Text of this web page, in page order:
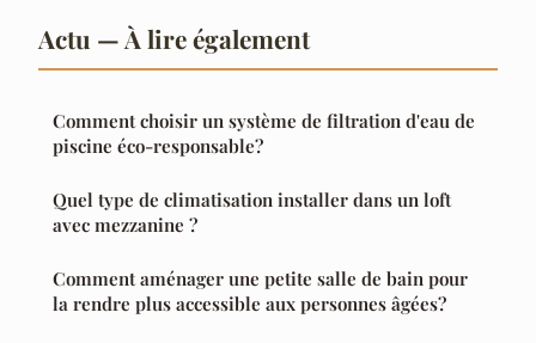
Actu — À lire également
Comment choisir un système de filtration d'eau de
piscine éco-responsable?
Quel type de climatisation installer dans un loft
avec mezzanine ?
Comment aménager une petite salle de bain pour
la rendre plus accessible aux personnes âgées?